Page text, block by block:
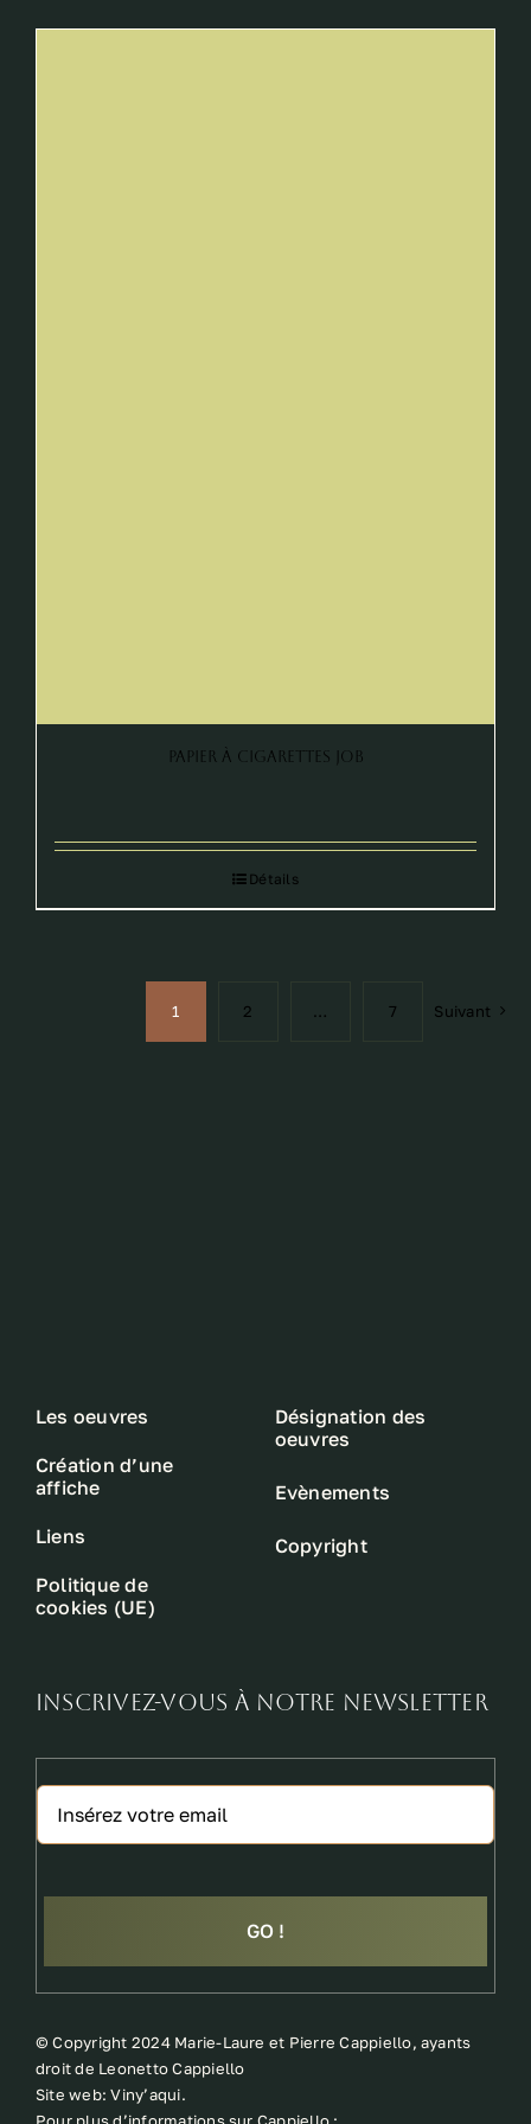
Papier à Cigarettes JOB
Détails
1 2 … 7 Suivant
Les oeuvres
Création d’une
affiche
Liens
Politique de
cookies (UE)
Désignation des
oeuvres
Evènements
Copyright
INSCRIVEZ-VOUS À NOTRE NEWSLETTER
GO !
©Copyright 2024 Marie-Laure et Pierre Cappiello, ayants
droit de Leonetto Cappiello
Site web:Viny’aqui.
Pour plus d’informations sur Cappiello :